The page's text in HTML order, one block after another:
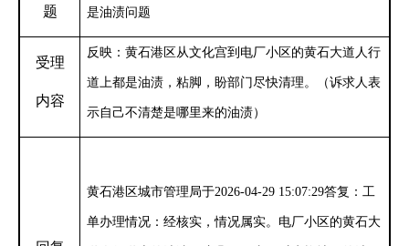
题
是油渍问题
受理
内容
反映：黄石港区从文化宫到电厂小区的黄石大道人行
道上都是油渍，粘脚，盼部门尽快清理。（诉求人表
示自己不清楚是哪里来的油渍）
黄石港区城市管理局于2026-04-29 15:07:29答复：工
单办理情况：经核实，情况属实。电厂小区的黄石大